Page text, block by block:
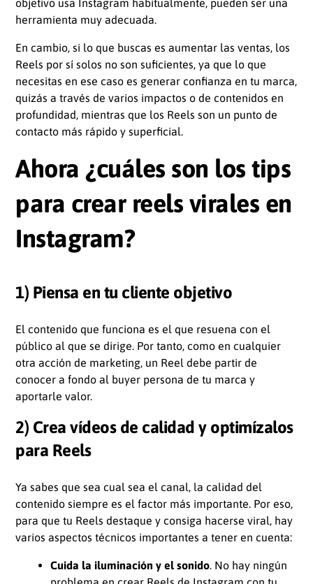
objetivo usa Instagram habitualmente, pueden ser una
herramienta muy adecuada.
En cambio, si lo que buscas es aumentar las ventas, los
Reels por sí solos no son suficientes, ya que lo que
necesitas en ese caso es generar confianza en tu marca,
quizás a través de varios impactos o de contenidos en
profundidad, mientras que los Reels son un punto de
contacto más rápido y superficial.
Ahora ¿cuáles son los tips
para crear reels virales en
Instagram?
1) Piensa en tu cliente objetivo
El contenido que funciona es el que resuena con el
público al que se dirige. Por tanto, como en cualquier
otra acción de marketing, un Reel debe partir de
conocer a fondo al buyer persona de tu marca y
aportarle valor.
2) Crea vídeos de calidad y optimízalos
para Reels
Ya sabes que sea cual sea el canal, la calidad del
contenido siempre es el factor más importante. Por eso,
para que tu Reels destaque y consiga hacerse viral, hay
varios aspectos técnicos importantes a tener en cuenta:
Cuida la iluminación y el sonido. No hay ningún